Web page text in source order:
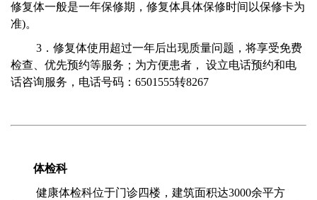
修复体一般是一年保修期，修复体具体保修时间以保修卡为
准)。
3．修复体使用超过一年后出现质量问题，将享受免费
检查、优先预约等服务；为方便患者， 设立电话预约和电
话咨询服务，电话号码：6501555转8267
体检科
健康体检科位于门诊四楼，建筑面积达3000余平方